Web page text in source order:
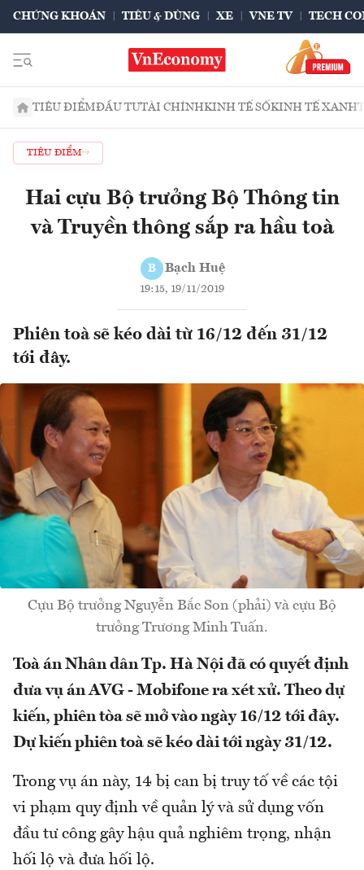
CHỨNG KHOÁN TIÊU & DÙNG XE VNE TV TECH
TIÊU ĐIỂMĐẦU TƯTÀI CHÍNHKINH TẾ SỐKINH TẾ XANH
TIÊU ĐIỂM
Hai cựu Bộ trưởng Bộ Thông tin
và Truyền thông sắp ra hầu toà
B Bạch Huệ
19:15, 19/11/2019
Phiên toà sẽ kéo dài từ 16/12 đến 31/12
tới đây.
Cựu Bộ trưởng Nguyễn Bắc Son (phải) và cựu Bộ
trưởng Trương Minh Tuấn.
Toà án Nhân dân Tp. Hà Nội đã có quyết định
đưa vụ án AVG - Mobifone ra xét xử. Theo dự
kiến, phiên tòa sẽ mở vào ngày 16/12 tới đây.
Dự kiến phiên toà sẽ kéo dài tới ngày 31/12.
Trong vụ án này, 14 bị can bị truy tố về các tội
vi phạm quy định về quản lý và sử dụng vốn
đầu tư công gây hậu quả nghiêm trọng, nhận
hối lộ và đưa hối lộ.